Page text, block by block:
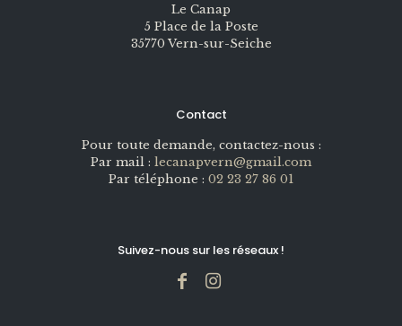
Le Canap
5 Place de la Poste
35770 Vern-sur-Seiche
Contact
Pour toute demande, contactez-nous :
Par mail : lecanapvern@gmail.com
Par téléphone : 02 23 27 86 01
Suivez-nous sur les réseaux !